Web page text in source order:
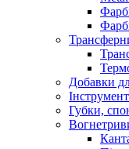
Добавки
Губки,